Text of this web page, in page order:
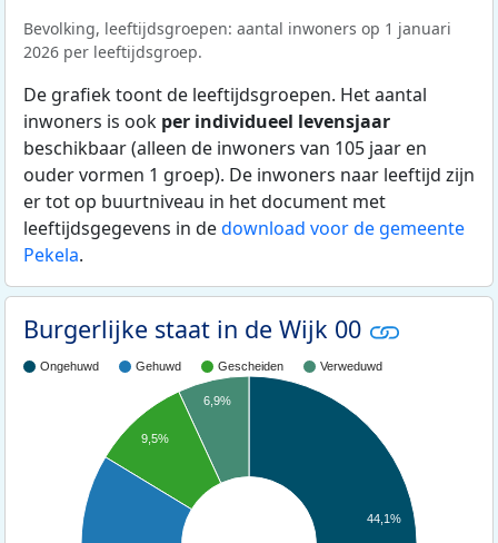
Bevolking, leeftijdsgroepen: aantal inwoners op 1 januari
2026 per leeftijdsgroep.
De grafiek toont de leeftijdsgroepen. Het aantal
inwoners is ook per individueel levensjaar
beschikbaar (alleen de inwoners van 105 jaar en
ouder vormen 1 groep). De inwoners naar leeftijd zijn
er tot op buurtniveau in het document met
leeftijdsgegevens in dedownload voor de gemeente
Pekela.
Burgerlijke staat in de Wijk 00
Ongehuwd Gehuwd Gescheiden Verweduwd
44,1%
6,9%
9,5%